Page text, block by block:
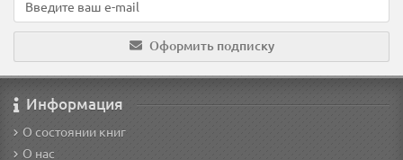
Оформить подписку
Информация
О состоянии книг
О нас